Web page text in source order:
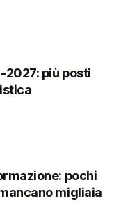
più posti
pochi
migliaia